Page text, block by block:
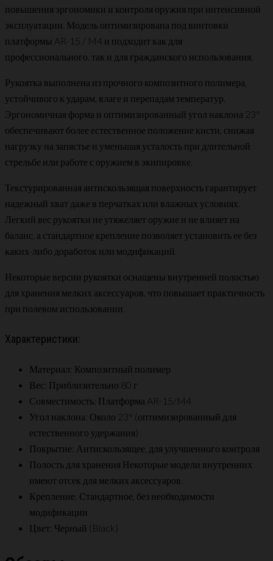
повышения эргономики и контроля оружия при интенсивной
эксплуатации. Модель оптимизирована под винтовки
платформы AR-15 / M4 и подходит как для
профессионального, так и для гражданского использования.
Рукоятка выполнена из прочного композитного полимера,
устойчивого к ударам, влаге и перепадам температур.
Эргономичная форма и оптимизированный угол наклона 23°
обеспечивают более естественное положение кисти, снижая
нагрузку на запястье и уменьшая усталость при длительной
стрельбе или работе с оружием в экипировке.
Текстурированная антискользящая поверхность гарантирует
надежный хват даже в перчатках или влажных условиях.
Легкий вес рукоятки не утяжеляет оружие и не влияет на
баланс, а стандартное крепление позволяет установить ее без
каких-либо доработок или модификаций.
Некоторые версии рукоятки оснащены внутренней полостью
для хранения мелких аксессуаров, что повышает практичность
при полевом использовании.
Характеристики:
Материал: Композитный полимер
Вес: Приблизительно 80 г
Совместимость: Платформа AR-15/M4
Угол наклона: Около 23° (оптимизированный для
естественного удержания)
Покрытие: Антискользящее, для улучшенного контроля
Полость для хранения Некоторые модели внутренних
имеют отсек для мелких аксессуаров.
Крепление: Стандартное, без необходимости
модификации
Цвет: Черный (Black)